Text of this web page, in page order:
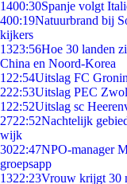
1400:30Spanje volgt
400:19Natuurbrand bij
kijkers
1323:56Hoe 30 landen
China en Noord-Korea
1 22:54Uitslag FC
222:53Uitslag PEC
1 22:52Uitslag sc
2722:52Nachtelijk
wijk
3022:47NPO-manager
groepsapp
1322:23Vrouw krijgt 30